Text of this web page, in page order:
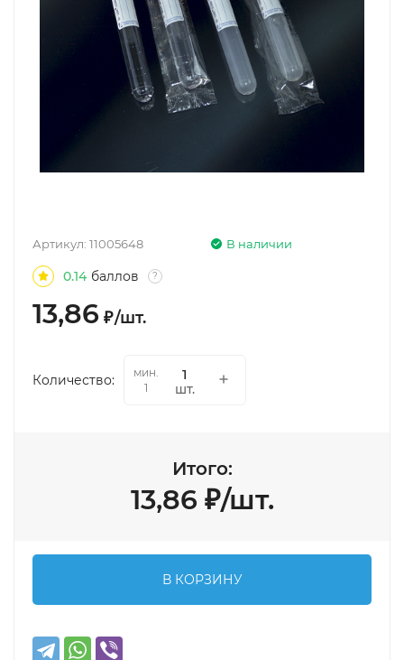
В наличии
Артикул: 11005648
0.14 баллов ?
13,86 ₽/шт.
Количество:
мин.
1
шт.
Итого:
13,86 ₽/шт.
В КОРЗИНУ